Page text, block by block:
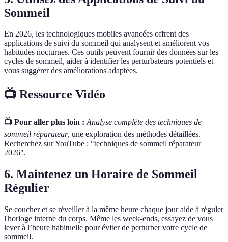
Sommeil
En 2026, les technologiques mobiles avancées offrent des
applications de suivi du sommeil qui analysent et améliorent vos
habitudes nocturnes. Ces outils peuvent fournir des données sur les
cycles de sommeil, aider à identifier les perturbateurs potentiels et
vous suggérer des améliorations adaptées.
📺 Ressource Vidéo
📺 Pour aller plus loin : Analyse complète des techniques de
sommeil réparateur, une exploration des méthodes détaillées.
Recherchez sur YouTube : "techniques de sommeil réparateur
2026".
6. Maintenez un Horaire de Sommeil
Régulier
Se coucher et se réveiller à la même heure chaque jour aide à réguler
l'horloge interne du corps. Même les week-ends, essayez de vous
lever à l’heure habituelle pour éviter de perturber votre cycle de
sommeil.